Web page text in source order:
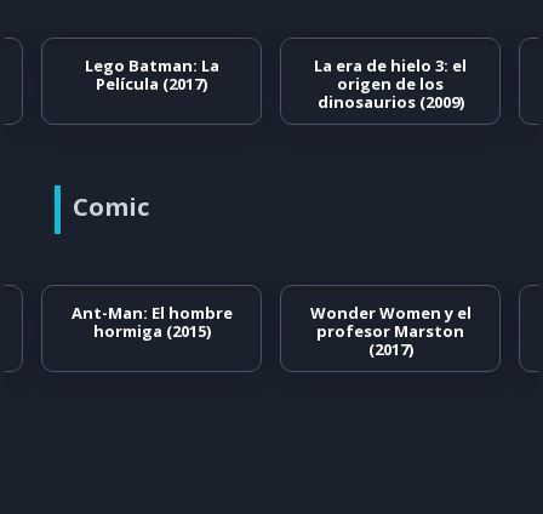
Lego Batman: La
Película (2017)
La era de hielo 3: el
origen de los
dinosaurios (2009)
Comic
Ant-Man: El hombre
hormiga (2015)
Wonder Women y el
profesor Marston
(2017)